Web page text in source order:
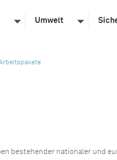
Umwelt
bestehender nationaler und